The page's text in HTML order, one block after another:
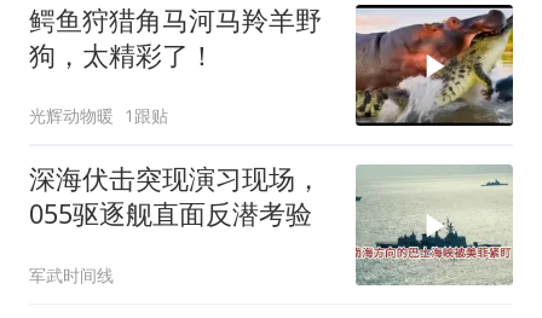
鳄鱼狩猎角马河马羚羊野
狗，太精彩了！
光辉动物暖 1跟贴
深海伏击突现演习现场，
055驱逐舰直面反潜考验
军武时间线